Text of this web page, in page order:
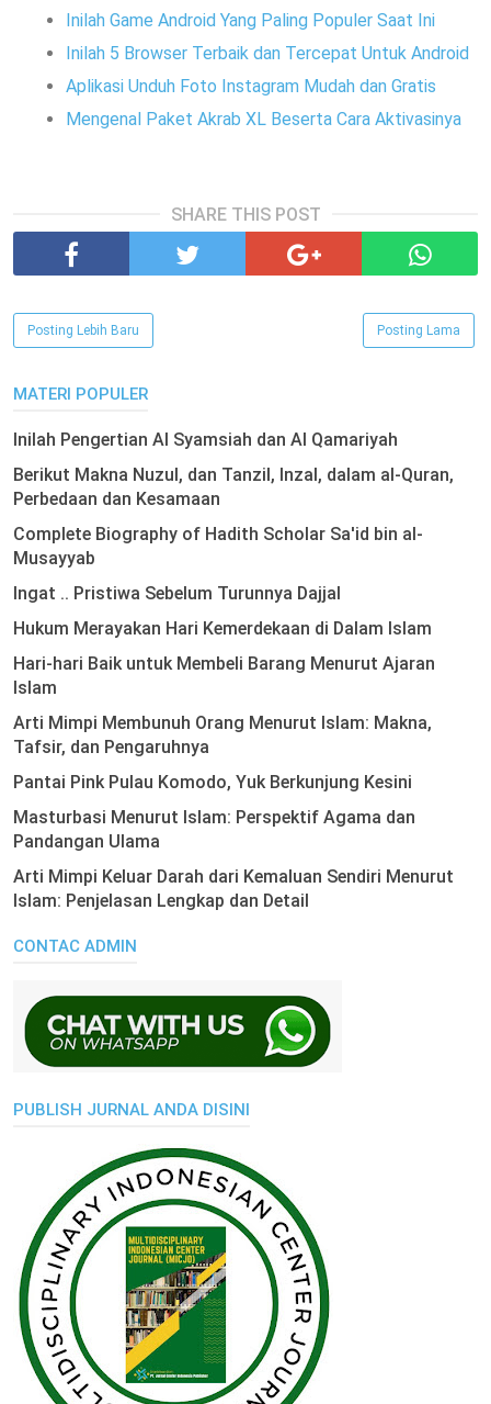
Inilah Game Android Yang Paling Populer Saat Ini
Inilah 5 Browser Terbaik dan Tercepat Untuk Android
Aplikasi Unduh Foto Instagram Mudah dan Gratis
Mengenal Paket Akrab XL Beserta Cara Aktivasinya
SHARE THIS POST
Posting Lebih Baru Posting Lama
MATERI POPULER
Inilah Pengertian Al Syamsiah dan Al Qamariyah
Berikut Makna Nuzul, dan Tanzil, Inzal, dalam al-Quran,
Perbedaan dan Kesamaan
Complete Biography of Hadith Scholar Sa'id bin al-
Musayyab
Ingat .. Pristiwa Sebelum Turunnya Dajjal
Hukum Merayakan Hari Kemerdekaan di Dalam Islam
Hari-hari Baik untuk Membeli Barang Menurut Ajaran
Islam
Arti Mimpi Membunuh Orang Menurut Islam: Makna,
Tafsir, dan Pengaruhnya
Pantai Pink Pulau Komodo, Yuk Berkunjung Kesini
Masturbasi Menurut Islam: Perspektif Agama dan
Pandangan Ulama
Arti Mimpi Keluar Darah dari Kemaluan Sendiri Menurut
Islam: Penjelasan Lengkap dan Detail
CONTAC ADMIN
PUBLISH JURNAL ANDA DISINI